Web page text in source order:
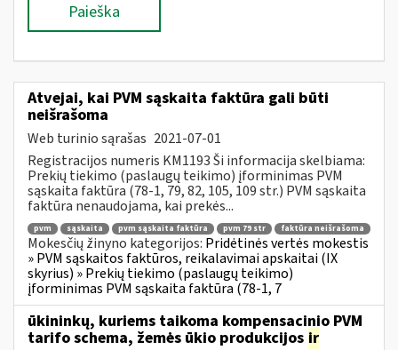
Paieška
Atvejai, kai PVM sąskaita faktūra gali būti
neišrašoma
Web turinio sąrašas 2021-07-01
Registracijos numeris KM1193 Ši informacija skelbiama:
Prekių tiekimo (paslaugų teikimo) įforminimas PVM
sąskaita faktūra (78-1, 79, 82, 105, 109 str.) PVM sąskaita
faktūra nenaudojama, kai prekės...
pvm sąskaita pvm sąskaita faktūra pvm 79 str faktūra neišrašoma
Mokesčių žinyno kategorijos: Pridėtinės vertės mokestis
» PVM sąskaitos faktūros, reikalavimai apskaitai (IX
skyrius) » Prekių tiekimo (paslaugų teikimo)
įforminimas PVM sąskaita faktūra (78-1, 7
ūkininkų, kuriems taikoma kompensacinio PVM
tarifo schema, žemės ūkio produkcijos ir